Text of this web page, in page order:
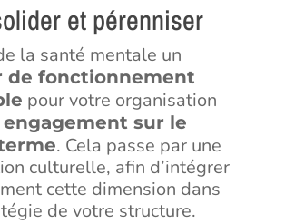
et pérenniser
la santé mentale un
de fonctionnement
pour votre organisation
engagement sur le
. Cela passe par une
culturelle, afin d’intégrer
cette dimension dans
de votre structure.